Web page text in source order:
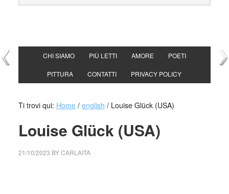
CHI SIAMO PIÙ LETTI AMORE POETI
PITTURA CONTATTI PRIVACY POLICY
Ti trovi qui: Home / english /Louise Glück (USA)
Louise Glück (USA)
21/10/2023 BYCARLAITA